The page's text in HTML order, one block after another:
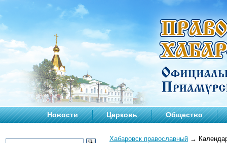
Новости Церковь Общество
Хабаровск православный →